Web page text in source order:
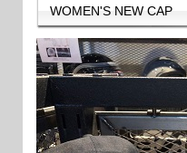
WOMEN'S NEW CAP